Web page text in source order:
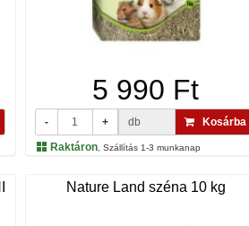
5 990 Ft
- + db
Kosárba
Raktáron, Szállítás 1-3 munkanap
Nature Land széna 10 kg